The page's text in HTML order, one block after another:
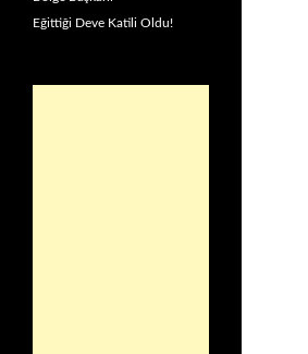
Eğittiği Deve Katili Oldu!